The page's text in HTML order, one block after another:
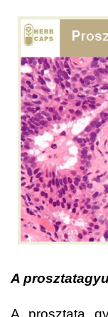
A
A prosztata